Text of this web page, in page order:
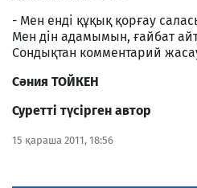
- Мен енді құқық қорғау
Мен дін адамымын, ғайбат
Сондықтан комментарий
Сәния ТОЙКЕН
Суретті түсірген автор
15 қараша 2011, 18:56